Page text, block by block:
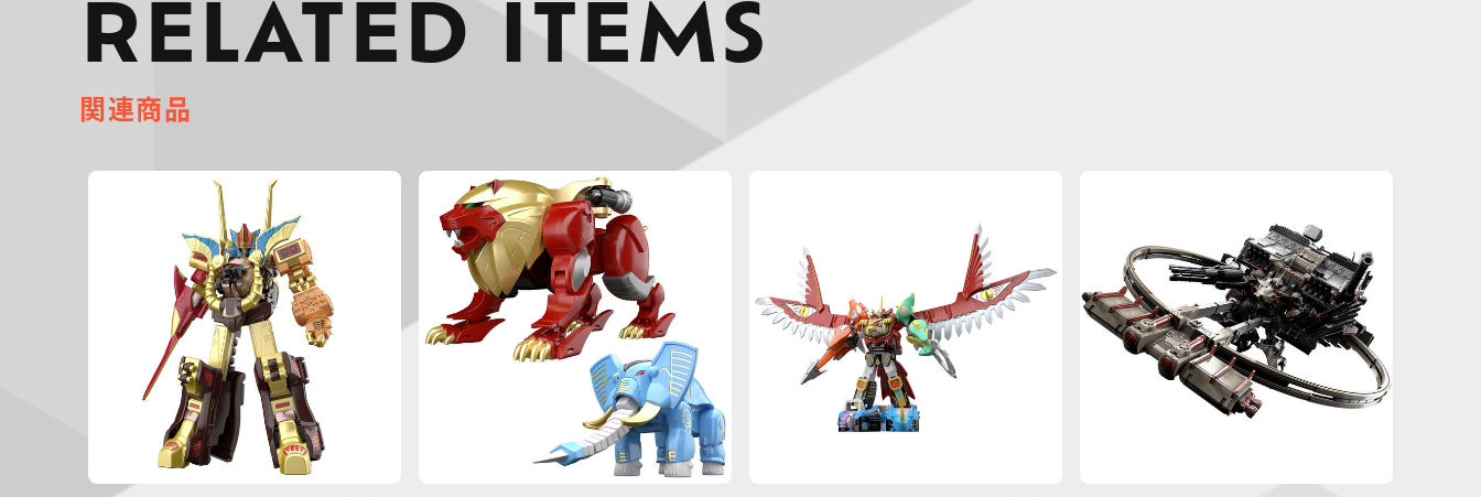
RELATED ITEMS
関連商品